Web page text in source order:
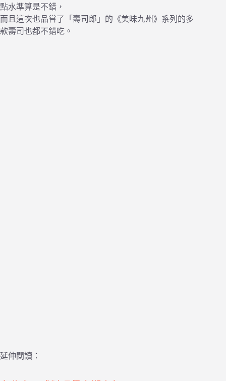
點水準算是不錯，
而且這次也品嘗了「壽司郎」的《美味九州》系列的多
款壽司也都不錯吃。
延伸閱讀：